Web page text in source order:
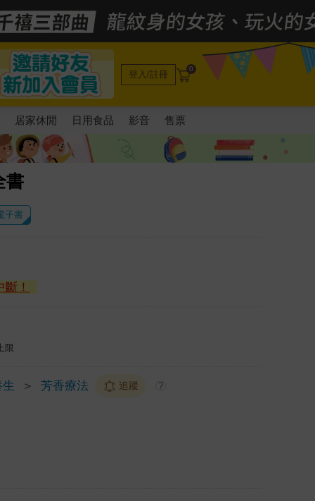
登入/註冊 0
居家休閒 日用食品 影音 售票
書
子書
！
限
＞ 芳香療法 追蹤 ?